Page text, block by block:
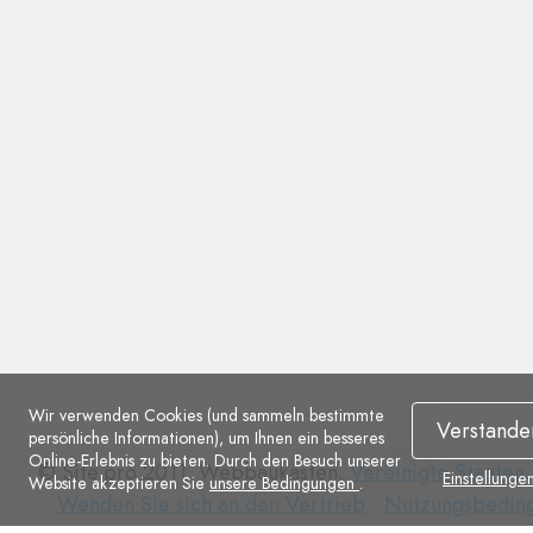
© Site.pro 2011. Webbaukasten.Vereinigte Staaten.
Wenden
Wir verwenden Cookies (und sammeln bestimmte
persönliche Informationen), um Ihnen ein besseres
Online-Erlebnis zu bieten. Durch den Besuch unserer
Website akzeptieren Sie unsere Bedingungen . Einstellungen